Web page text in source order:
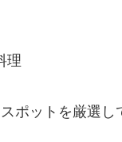
理
ポットを厳選し